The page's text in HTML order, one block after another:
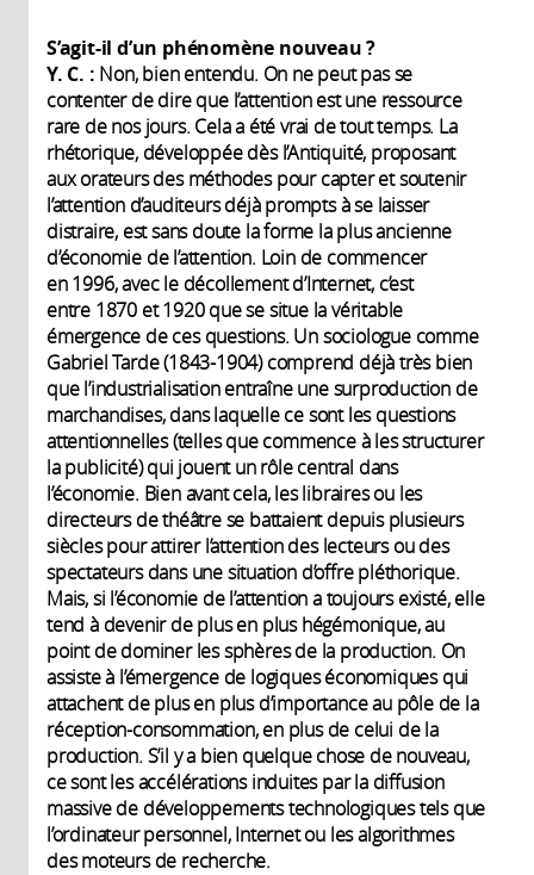
S’agit-il d’un phénomène nouveau ?
Y. C. : Non, bien entendu. On ne peut pas se
contenter de dire que l’attention est une ressource
rare de nos jours. Cela a été vrai de tout temps. La
rhétorique, développée dès l’Antiquité, proposant
aux orateurs des méthodes pour capter et soutenir
l’attention d’auditeurs déjà prompts à se laisser
distraire, est sans doute la forme la plus ancienne
d’économie de l’attention. Loin de commencer
en 1996, avec le décollement d’Internet, c’est
entre 1870 et 1920 que se situe la véritable
émergence de ces questions. Un sociologue comme
Gabriel Tarde (1843-1904) comprend déjà très bien
que l’industrialisation entraîne une surproduction de
marchandises, dans laquelle ce sont les questions
attentionnelles (telles que commence à les structurer
la publicité) qui jouent un rôle central dans
l’économie. Bien avant cela, les libraires ou les
directeurs de théâtre se battaient depuis plusieurs
siècles pour attirer l’attention des lecteurs ou des
spectateurs dans une situation d’offre pléthorique.
Mais, si l’économie de l’attention a toujours existé, elle
tend à devenir de plus en plus hégémonique, au
point de dominer les sphères de la production. On
assiste à l’émergence de logiques économiques qui
attachent de plus en plus d’importance au pôle de la
réception-consommation, en plus de celui de la
production. S’il y a bien quelque chose de nouveau,
ce sont les accélérations induites par la diffusion
massive de développements technologiques tels que
l’ordinateur personnel, Internet ou les algorithmes
des moteurs de recherche.